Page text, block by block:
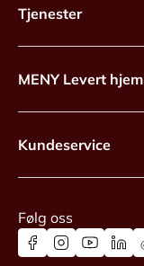
Tjenester
MENY Levert hjem
Kundeservice
Følg oss